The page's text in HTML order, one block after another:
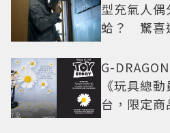
型充氣人偶
蛤？ 驚喜
G-
《玩具總
台，限定